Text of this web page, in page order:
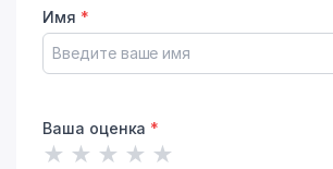
Имя *
Ваша оценка *
★ ★ ★ ★ ★